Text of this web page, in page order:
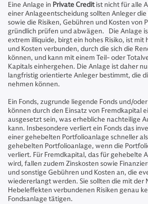
Eine Anlage in Private Creditist nicht für alle
einer Anlageentscheidung sollten Anleger
sowie die Risiken, Gebühren und Kosten von
gründlich prüfen und abwägen. Die Anlage
extrem illiquide, birgt ein hohes Risiko, ist mit
und Kosten verbunden, durch die sich die
können, und kann mit einem Teil- oder
Kapitals einhergehen. Die Anlage ist daher
langfristig orientierte Anleger bestimmt, die
nehmen können.
Ein Fonds, zugrunde liegende Fonds und/
können durch den Einsatz von Fremdkapital
ausgesetzt sein, was erhebliche nachteilige
kann. Insbesondere verliert ein Fonds das
einer gehebelten Portfolioanlage schneller
gehebelten Portfolioanlage, wenn die
verliert. Für Fremdkapital, das für gehebelte
wird, fallen zudem Zinskosten sowie
und sonstige Gebühren und Kosten an, die
wiedererlangt werden. Sie sollten die mit der
Hebeleffekten verbundenen Risiken genau
Fondsanlage tätigen.